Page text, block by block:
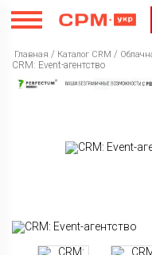
Облачная CRM
Рейтинг
Внедрение
Главная / Каталог CRM /
CRM: Event-агентство